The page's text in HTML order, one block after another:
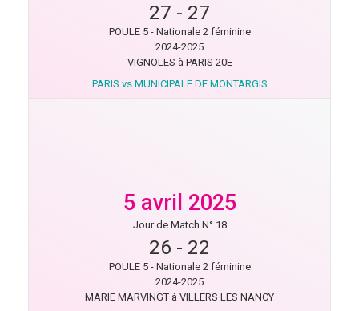
27 - 27
POULE 5 - Nationale 2 féminine
2024-2025
VIGNOLES à PARIS 20E
PARIS vs MUNICIPALE DE MONTARGIS
5 avril 2025
Jour de Match N° 18
26 - 22
POULE 5 - Nationale 2 féminine
2024-2025
MARIE MARVINGT à VILLERS LES NANCY